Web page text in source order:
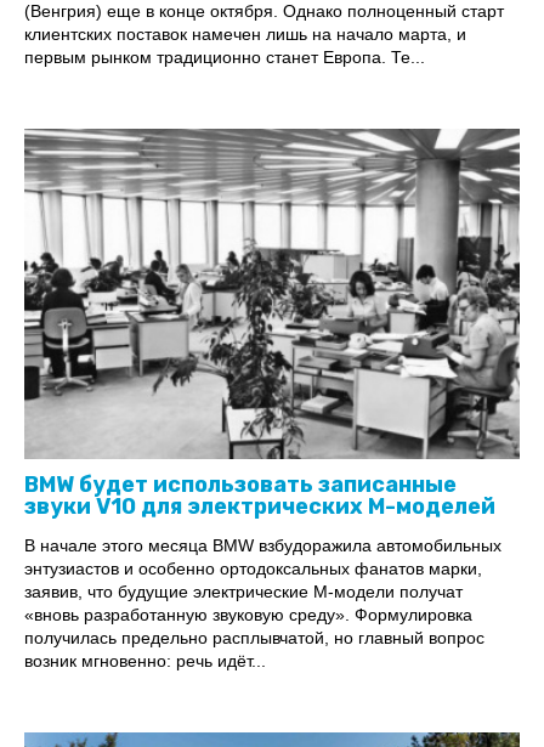
(Венгрия) еще в конце октября. Однако полноценный старт
клиентских поставок намечен лишь на начало марта, и
первым рынком традиционно станет Европа. Те...
BMW будет использовать записанные
звуки V10 для электрических M-моделей
В начале этого месяца BMW взбудоражила автомобильных
энтузиастов и особенно ортодоксальных фанатов марки,
заявив, что будущие электрические M-модели получат
«вновь разработанную звуковую среду». Формулировка
получилась предельно расплывчатой, но главный вопрос
возник мгновенно: речь идёт...